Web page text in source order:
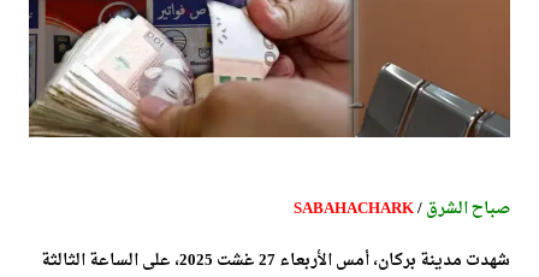
صباح الشرق/
SABAHACHARK
شهدت مدينة بركان، أمس الأربعاء 27 غشت 2025، على الساعة الثالثة